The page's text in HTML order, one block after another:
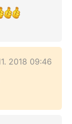
2018 09:46